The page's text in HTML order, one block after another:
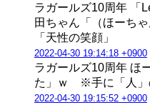
ラガールズ10周年 「
田ちゃん「（ほーち
「天性の笑顔」
2022-04-30 19:14:18 +0900
ラガールズ10周年 ほ
た」ｗ ※手に「人」
2022-04-30 19:15:52 +0900